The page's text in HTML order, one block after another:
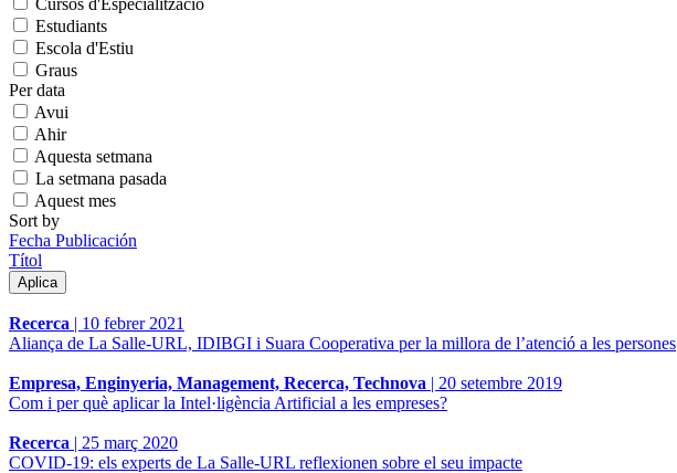
Estudiants
Escola d'Estiu
Graus
Per data
Avui
Ahir
Aquesta setmana
La setmana pasada
Aquest mes
Sort by
Fecha Publicación
Títol
Recerca | 10 febrer 2021
Aliança de La Salle-URL, IDIBGI i Suara Cooperativa per la millora de l’atenció a les persones
Empresa, Enginyeria, Management, Recerca, Technova | 20 setembre 2019
Com i per què aplicar la Intel·ligència Artificial a les empreses?
Recerca | 25 març 2020
COVID-19: els experts de La Salle-URL reflexionen sobre el seu impacte